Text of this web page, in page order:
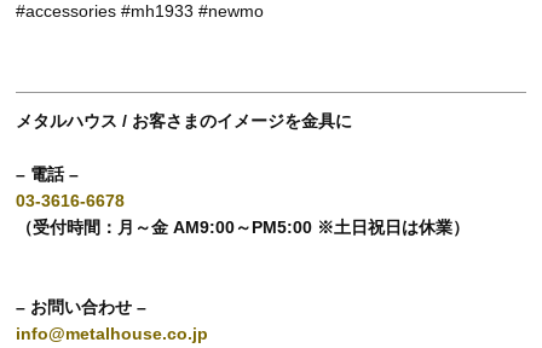
#accessories #mh1933 #newmo
メタルハウス / お客さまのイメージを金具に
– 電話 –
03-3616-6678
（受付時間：月～金 AM9:00～PM5:00 ※土日祝日は休業）
– お問い合わせ –
info@metalhouse.co.jp